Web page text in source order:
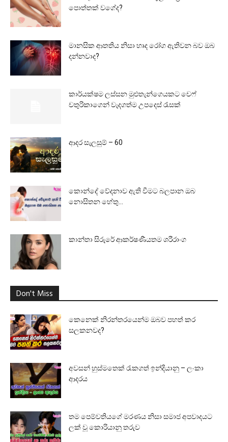
පොත්තක් වගේද?
මානසික ආතතිය නිසා හෘද රෝග ඇතිවන බව ඔබ
දන්නවාද?
කාර්යක්ෂම ලස්සන මුළුතැන්ගෙයකට චෙෆ්
චතුරිකාගෙන් වැදගත්ම උපදෙස් රැසක්
ආදර සැලසුම් – 60
කොන්දේ වේදනාව ඇති වීමට බලපාන ඔබ
නොසිතන හේතු…
කාන්තා සිරුරේ ආකර්ෂණීයතම ශරීරාංග
Don't Miss
කෙනෙක් නිරන්තරයෙන්ම ඔබව පහත් කර
සලකනවද?
අවසන් හුස්මතෙක් රැකගත් ඉන්දියානු – ලංකා
ආදරය
තම පෙම්වතියගේ මරණය නිසා සමාජ අපවාදයට
ලක් වූ කොරියානු තරුව